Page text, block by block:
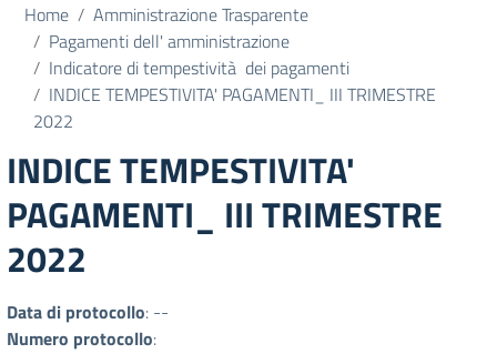
Home
Amministrazione Trasparente
Pagamenti dell' amministrazione
Indicatore di tempestività dei pagamenti
INDICE TEMPESTIVITA' PAGAMENTI_ III TRIMESTRE
2022
INDICE TEMPESTIVITA'
PAGAMENTI_ III TRIMESTRE
2022
Data di protocollo: --
Numero protocollo: